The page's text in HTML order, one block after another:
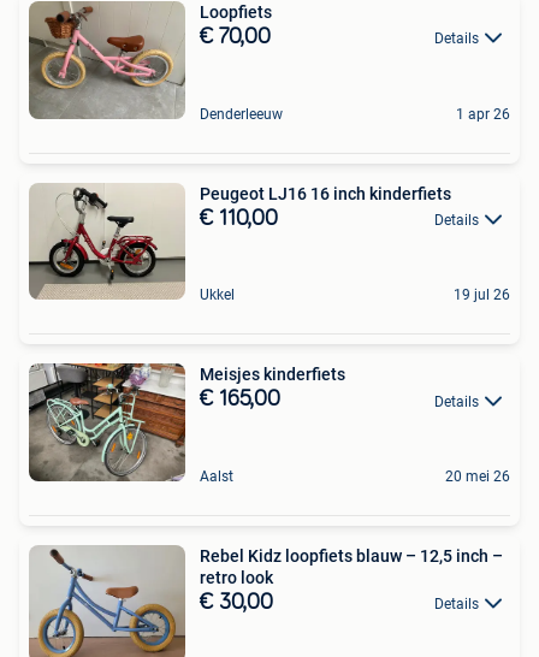
Loopfiets
€ 70,00 Details
Denderleeuw 1 apr 26
Peugeot LJ16 16 inch kinderfiets
€ 110,00 Details
Ukkel 19 jul 26
Meisjes kinderfiets
€ 165,00 Details
Aalst 20 mei 26
Rebel Kidz loopfiets blauw – 12,5 inch –
retro look
€ 30,00 Details